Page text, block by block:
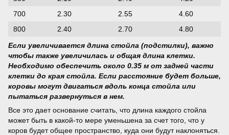
700
2.30 2.55
4.60
800
2.40 2.70
4.80
Если увеличивается длина стойла (подстилки), важно
чтобы также увеличилась и общая длина клетки.
Необходимо обеспечить около 0.35 м от задней части
клетки до края стойла. Если расстояние будет больше,
коровы могут двигаться вдоль конца стойла или
пытаться развернуться в нем.
Все это дает основание считать, что длина каждого стойла
может быть в какой-то мере уменьшена за счет того, что у
коров будет общее пространство, куда они будут наклоняться.